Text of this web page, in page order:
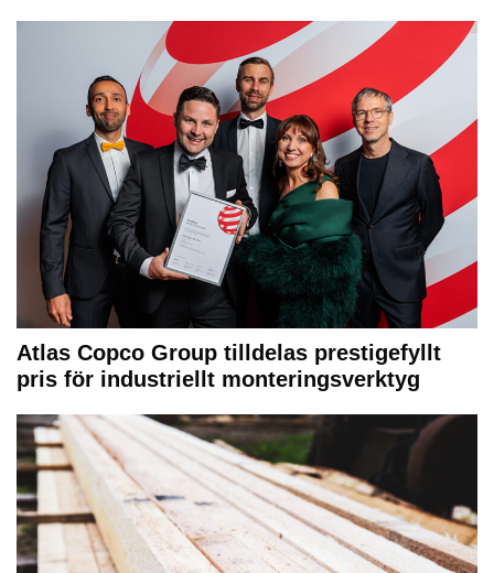
Atlas Copco Group tilldelas prestigefyllt
pris för industriellt monteringsverktyg